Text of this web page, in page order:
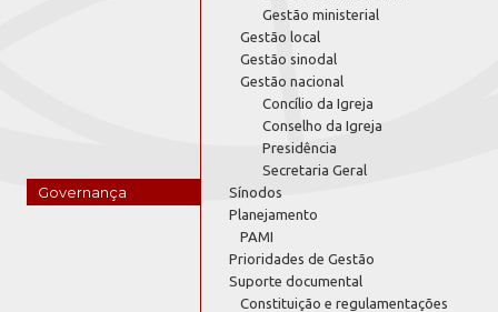
Governança
Gestão ministerial
Gestão local
Gestão sinodal
Gestão nacional
Concílio da Igreja
Conselho da Igreja
Presidência
Secretaria Geral
Sínodos
Planejamento
PAMI
Prioridades de Gestão
Suporte documental
Constituição e regulamentações